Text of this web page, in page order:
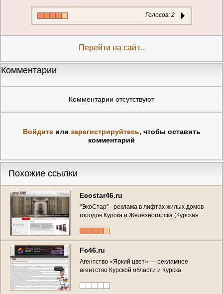
Голосов: 2
Перейти на сайт...
Комментарии
Комментарии отсутствуют
Войдитеили зарегистрируйтесь, чтобы оставить
комментарий
Похожие ссылки
Ecostar46.ru
"ЭкоСтар" - реклама в лифтах жилых домов
городов Курска и Железногорска (Курская
Fc46.ru
Агентство «Яркий цвет» — рекламное
агентство Курской области и Курска